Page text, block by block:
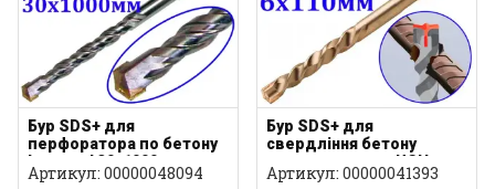
Бур SDS+ для
перфоратора по бетону
Intertool 30х1000мм
Артикул: 00000048094
Бур SDS+ для
свердління бетону
через арматуру USH
6х110мм
Артикул: 00000041393